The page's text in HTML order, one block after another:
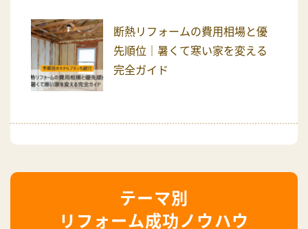
断熱リフォームの費用相場と優
先順位｜暑くて寒い家を変える
完全ガイド
リフォーム成功ノウハウ